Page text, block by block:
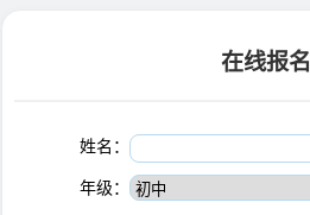
在线报名
姓名：
年级：